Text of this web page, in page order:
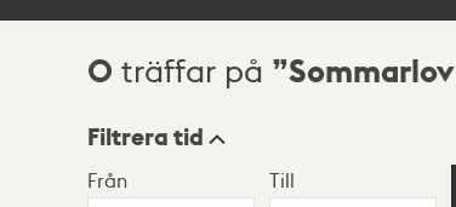
Sökresultat
0 träffar på Sommarlov
Visningsläge
Filtrera tid
Från Till